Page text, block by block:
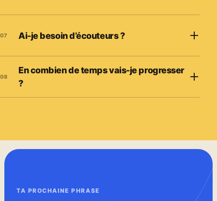
07 Ai-je besoin d’écouteurs ?
08
En combien de temps vais-je progresser
?
TA PROCHAINE PHRASE